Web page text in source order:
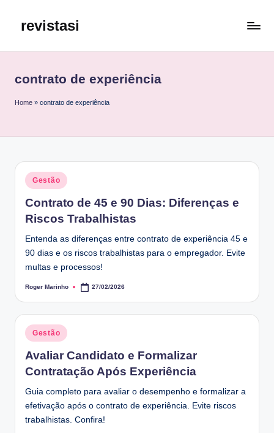
revistasi
melhor
mais
contrato de experiência
Home » contrato de experiência
Posted
in
Gestão
Contrato de 45 e 90 Dias: Diferenças e
Riscos Trabalhistas
Entenda as diferenças entre contrato de experiência 45 e
90 dias e os riscos trabalhistas para o empregador. Evite
multas e processos!
Posted
Roger Marinho 27/02/2026
Posted
in
Gestão
Avaliar Candidato e Formalizar
Contratação Após Experiência
Guia completo para avaliar o desempenho e formalizar a
efetivação após o contrato de experiência. Evite riscos
trabalhistas. Confira!